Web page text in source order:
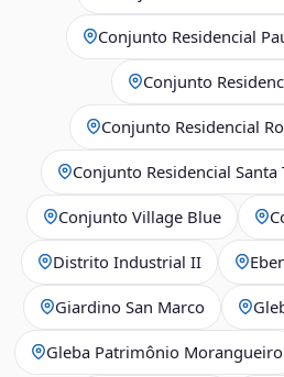
Conjunto Residencial
Conjunto
Conjunto Residencial
Conjunto Residencial
Conjunto Village Blue
Distrito Industrial II
Giardino San Marco
Gleba Patrimônio Morangueiro